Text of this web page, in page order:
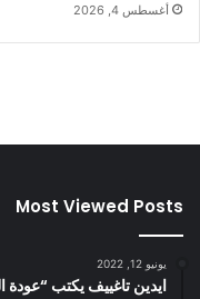
أغسطس 4, 2026
Most Viewed Posts
يونيو 12, 2022
ايدين تاغييف يكتب “عودة